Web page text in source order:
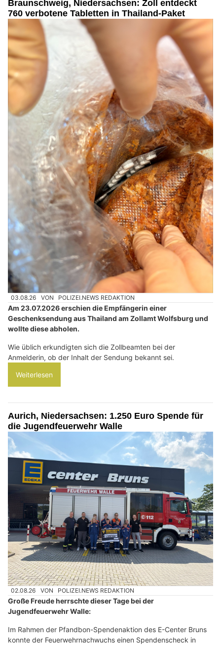
Braunschweig, Niedersachsen: Zoll entdeckt
760 verbotene Tabletten in Thailand-Paket
03.08.26 VON POLIZEI.NEWS REDAKTION
Am 23.07.2026 erschien die Empfängerin einer
Geschenksendung aus Thailand am Zollamt Wolfsburg und
wollte diese abholen.
Wie üblich erkundigten sich die Zollbeamten bei der
Anmelderin, ob der Inhalt der Sendung bekannt sei.
Weiterlesen
Aurich, Niedersachsen: 1.250 Euro Spende für
die Jugendfeuerwehr Walle
02.08.26 VON POLIZEI.NEWS REDAKTION
Große Freude herrschte dieser Tage bei der
Jugendfeuerwehr Walle:
Im Rahmen der Pfandbon-Spendenaktion des E-Center Bruns
konnte der Feuerwehrnachwuchs einen Spendenscheck in